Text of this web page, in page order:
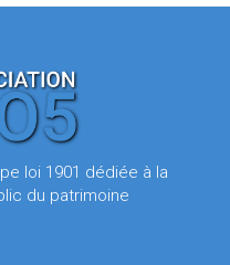
loi 1901 dédiée à la
du patrimoine